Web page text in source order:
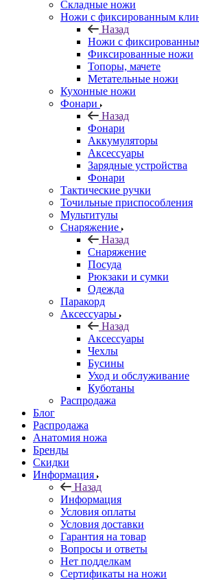
Складные ножи
Ножи с фиксированным
Назад
Ножи с
Фиксированные ножи
Топоры, мачете
Метательные ножи
Кухонные ножи
Фонари
Назад
Фонари
Аккумуляторы
Аксессуары
Зарядные устройства
Фонари
Тактические ручки
Точильные приспособления
Мультитулы
Снаряжение
Назад
Снаряжение
Посуда
Рюкзаки и сумки
Одежда
Паракорд
Аксессуары
Назад
Аксессуары
Чехлы
Бусины
Уход и обслуживание
Куботаны
Распродажа
Блог
Распродажа
Анатомия ножа
Бренды
Скидки
Информация
Назад
Информация
Условия оплаты
Условия доставки
Гарантия на товар
Вопросы и ответы
Нет подделкам
Сертификаты на ножи